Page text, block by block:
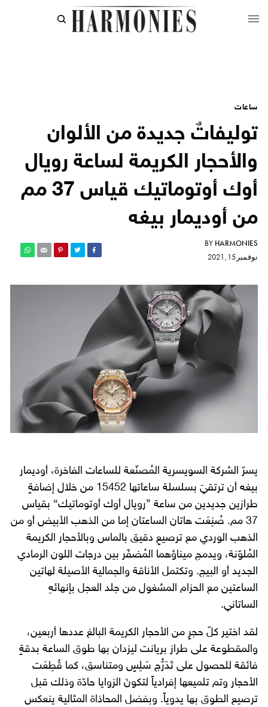
ساعات
توليفاتٌ جديدة من الألوان
والأحجار الكريمة لساعة رويال
أوك أوتوماتيك قياس 37 مم
من أوديمار بيغه
BY HARMONIES
نوفمبر 15, 2021
يسرّ الشركة السويسرية المُصنّعة للساعات الفاخرة، أوديمار
بيغه أن ترتقيَ بسلسلة ساعاتها 15452 من خلال إضافةٍ
طرازين جديدين من ساعة ”رويال أوك أوتوماتيك“ بقياس
37 مم. صُنِعَت هاتان الساعتان إما من الذهب الأبيض أو من
الذهب الوردي مع ترصيعٍ دقيق بالماس وبالأحجار الكريمة
المُلوّنة، ويدمج ميناؤهما المُضفّر بين درجات اللون الرمادي
الجديد أو البيج. وتكتمل الأناقة والجمالية الأصيلة لهاتين
الساعتين مع الحزام المشغول من جلد العجل بإنهائهِ
الساتاني.
لقد اختير كلّ حجرٍ من الأحجار الكريمة البالغ عددها أربعين،
والمقطوعة على طراز بريانت ليزدان بها طوق الساعة بدقةٍ
فائقة للحصول على تَدَرُّج سَلِسٍ ومتناسق، كما قُطِعَت
الأحجار وتم تلميعها إفرادياً لتكونَ الزوايا حادّة وذلك قبل
ترصيع الطوق بها يدوياً. وبفضل المحاذاة المثالية ينعكس